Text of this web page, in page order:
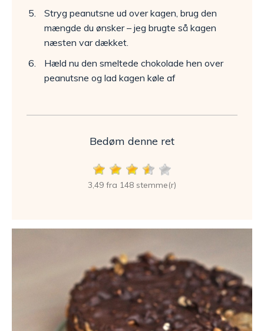
Stryg peanutsne ud over kagen, brug den
mængde du ønsker – jeg brugte så kagen
næsten var dækket.
Hæld nu den smeltede chokolade hen over
peanutsne og lad kagen køle af
Bedøm denne ret
3,49 fra 148 stemme(r)